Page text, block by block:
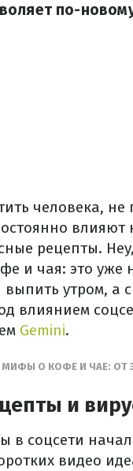
по-
человека,
рецепты.
и чая: это
выпить утром, а
влиянием
Gemini.
МИФЫ О КОФЕ И ЧАЕ:
и
соцсети
видео